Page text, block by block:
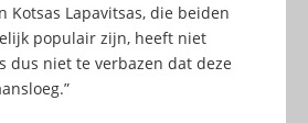
Kotsas Lapavitsas, die beiden
populair zijn, heeft niet
dus niet te verbazen dat deze